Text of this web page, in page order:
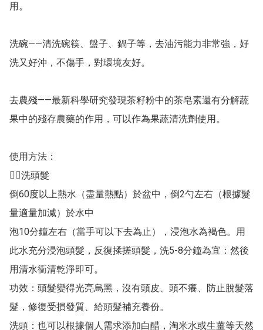
用。
洗碗——清洗碗筷、盤子、鍋子等，去油污能力非常強，好
洗又好沖，不傷手，對環境友好。
去農殘——最新科學研究發現茶籽粉中的茶皂素還有分解蔬
果中的殘存農藥的作用，可以作為果蔬清洗劑使用。
使用方法：
💇‍♀️洗頭髮
倒60度以上熱水（盡量熱點）於盆中，倒2勺左右（根據髮
量適量加減）於水中
泡10分鐘左右（當手可以下去為止），浸泡水為褐色。用
此水充分浸泡頭髮，反復揉搓頭髮，洗5-8分鐘為宜：然後
用清水衝清乾淨即可。
功效：頭髮變得光亮烏黑，沒有頭皮、頭不癢、防止脫髮落
髮，修復受損發質、給頭髮補充養份。
洗頭：也可以根據個人需求添加白醋，淘米水或生薑等天然